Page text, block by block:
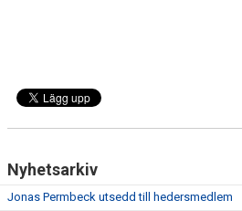
Nyhetsarkiv
Jonas Permbeck utsedd till hedersmedlem